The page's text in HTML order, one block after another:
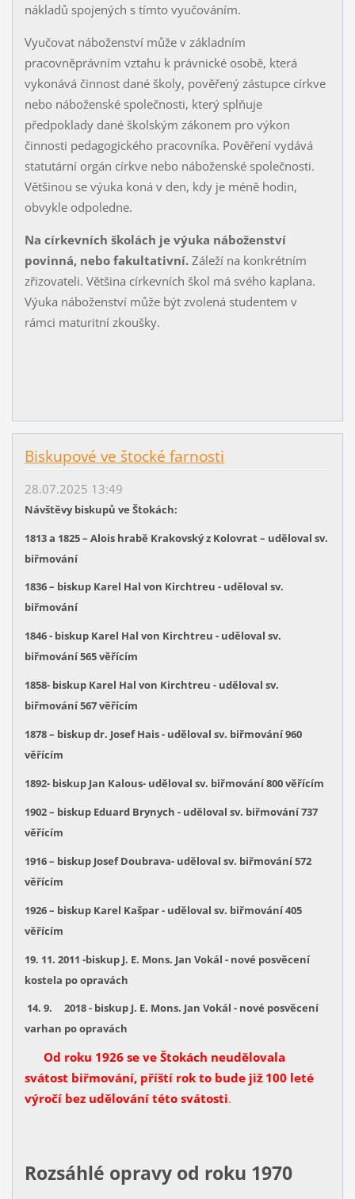
nákladů spojených s tímto vyučováním.
Vyučovat náboženství může v základním
pracovněprávním vztahu k právnické osobě, která
vykonává činnost dané školy, pověřený zástupce církve
nebo náboženské společnosti, který splňuje
předpoklady dané školským zákonem pro výkon
činnosti pedagogického pracovníka. Pověření vydává
statutární orgán církve nebo náboženské společnosti.
Většinou se výuka koná v den, kdy je méně hodin,
obvykle odpoledne.
Na církevních školách je výuka náboženství
povinná, nebo fakultativní.Záleží na konkrétním
zřizovateli. Většina církevních škol má svého kaplana.
Výuka náboženství může být zvolená studentem v
rámci maturitní zkoušky.
Biskupové ve štocké farnosti
28.07.2025 13:49
Návštěvy biskupů ve Štokách:
1813 a 1825 – Alois hrabě Krakovský z Kolovrat – uděloval sv.
biřmování
1836 – biskup Karel Hal von Kirchtreu - uděloval sv.
biřmování
1846 - biskup Karel Hal von Kirchtreu - uděloval sv.
biřmování 565 věřícím
1858- biskup Karel Hal von Kirchtreu - uděloval sv.
biřmování 567 věřícím
1878 – biskup dr. Josef Hais - uděloval sv. biřmování 960
věřícím
1892- biskup Jan Kalous- uděloval sv. biřmování 800 věřícím
1902 – biskup Eduard Brynych - uděloval sv. biřmování 737
věřícím
1916 – biskup Josef Doubrava- uděloval sv. biřmování 572
věřícím
1926 – biskup Karel Kašpar - uděloval sv. biřmování 405
věřícím
19. 11. 2011 -biskup J. E. Mons. Jan Vokál - nové posvěcení
kostela po opravách
14. 9. 2018 - biskup J. E. Mons. Jan Vokál - nové posvěcení
varhan po opravách
Od roku 1926 se ve Štokách neudělovala
svátost biřmování, příští rok to bude již 100 leté
výročí bez udělování této svátosti.
Rozsáhlé opravy od roku 1970